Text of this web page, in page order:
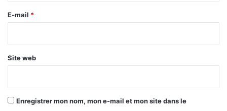
e
E-mail *
Site web
Enregistrer mon nom, mon e-mail et mon site dans le